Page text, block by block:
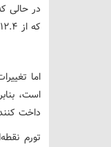
در حالی
که از ۱۲.۴ درصد در مرداد ماه تا منفی ۸.۵ درصد در آذرماه ریزش داشته است ولی از دی روند برعکس می شود.
داخت